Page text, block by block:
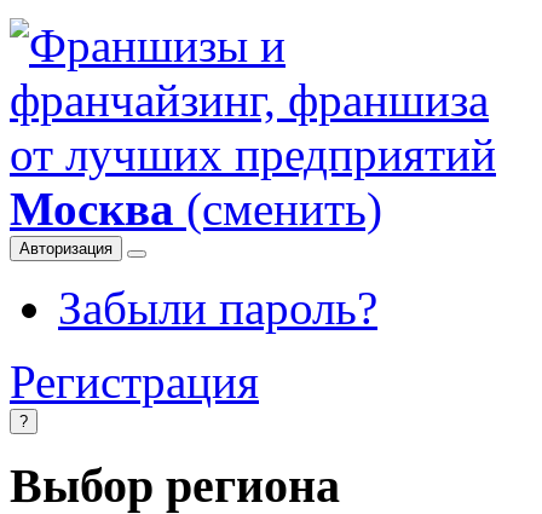
Москва (сменить)
Авторизация
Забыли пароль?
Регистрация
?
Выбор региона